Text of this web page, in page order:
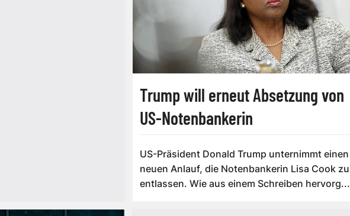
Trump will erneut Absetzung von
US-Notenbankerin
US-Präsident Donald Trump unternimmt einen
neuen Anlauf, die Notenbankerin Lisa Cook zu
entlassen. Wie aus einem Schreiben hervorg...